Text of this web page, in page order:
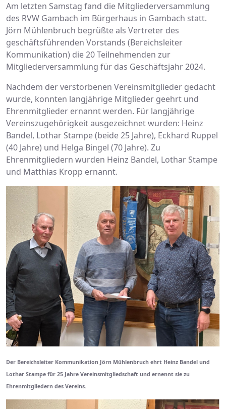
Am letzten Samstag fand die Mitgliederversammlung
des RVW Gambach im Bürgerhaus in Gambach statt.
Jörn Mühlenbruch begrüßte als Vertreter des
geschäftsführenden Vorstands (Bereichsleiter
Kommunikation) die 20 Teilnehmenden zur
Mitgliederversammlung für das Geschäftsjahr 2024.
Nachdem der verstorbenen Vereinsmitglieder gedacht
wurde, konnten langjährige Mitglieder geehrt und
Ehrenmitglieder ernannt werden. Für langjährige
Vereinszugehörigkeit ausgezeichnet wurden: Heinz
Bandel, Lothar Stampe (beide 25 Jahre), Eckhard Ruppel
(40 Jahre) und Helga Bingel (70 Jahre). Zu
Ehrenmitgliedern wurden Heinz Bandel, Lothar Stampe
und Matthias Kropp ernannt.
Der Bereichsleiter Kommunikation Jörn Mühlenbruch ehrt Heinz Bandel und
Lothar Stampe für 25 Jahre Vereinsmitgliedschaft und ernennt sie zu
Ehrenmitgliedern des Vereins.